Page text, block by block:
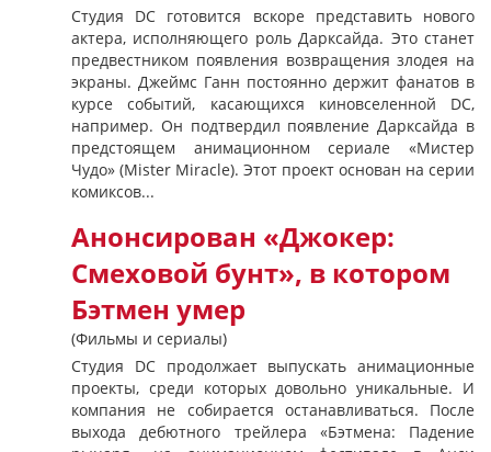
Студия DC готовится вскоре представить нового
актера, исполняющего роль Дарксайда. Это станет
предвестником появления возвращения злодея на
экраны. Джеймс Ганн постоянно держит фанатов в
курсе событий, касающихся киновселенной DC,
например. Он подтвердил появление Дарксайда в
предстоящем анимационном сериале «Мистер
Чудо» (Mister Miracle). Этот проект основан на серии
комиксов...
Анонсирован «Джокер:
Смеховой бунт», в котором
Бэтмен умер
(Фильмы и сериалы)
Студия DC продолжает выпускать анимационные
проекты, среди которых довольно уникальные. И
компания не собирается останавливаться. После
выхода дебютного трейлера «Бэтмена: Падение